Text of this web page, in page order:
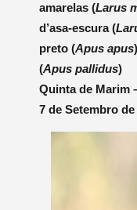
amarelas (Larus
d’asa-escura (
preto (Apus apus
(Apus pallidus)
Quinta de Marim
7 de Setembro de